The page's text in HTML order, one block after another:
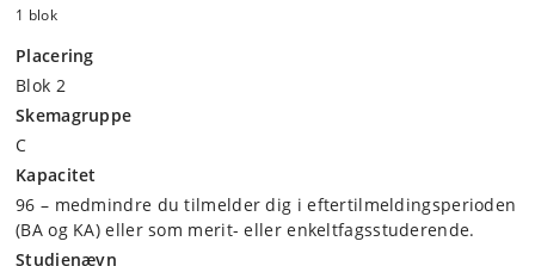
1 blok
Placering
Blok 2
Skemagruppe
C
Kapacitet
96 – medmindre du tilmelder dig i eftertilmeldingsperioden
(BA og KA) eller som merit- eller enkeltfagsstuderende.
Studienævn